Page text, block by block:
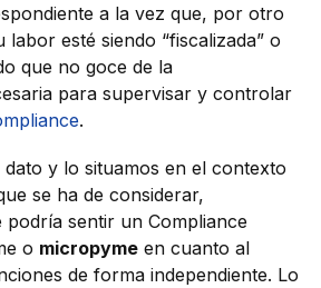
a la vez que, por otro
labor esté siendo “fiscalizada” o
que no goce de la
para supervisar y controlar
.
dato y lo situamos en el contexto
se ha de considerar,
podría sentir un Compliance
o micropyme en cuanto al
de forma independiente. Lo